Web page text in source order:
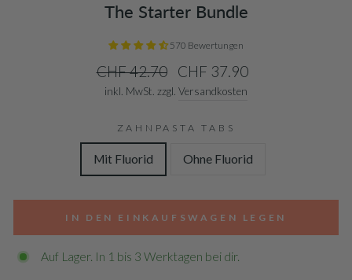
The Starter Bundle
570 Bewertungen
Normaler
Preis
CHF 42.70 Sonderpreis
CHF 37.90
inkl. MwSt. zzgl. Versandkosten
ZAHNPASTA TABS
Mit Fluorid Ohne Fluorid
IN DEN EINKAUFSWAGEN LEGEN
Auf Lager. In 1 bis 3 Werktagen bei dir.